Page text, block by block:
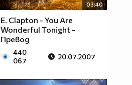
03:40
E. Clapton - You Аrе
Wonderful Tonight -
Превод
440
067
20.07.2007